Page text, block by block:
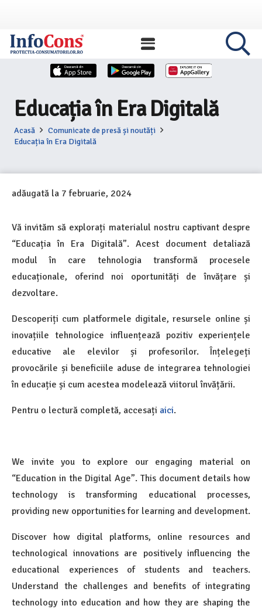
Educația în Era Digitală
Acasă
Comunicate de presă și noutăți
Educația în Era Digitală
adăugată la 7 februarie, 2024
Vă invităm să explorați materialul nostru captivant despre
“Educația în Era Digitală”. Acest document detaliază
modul în care tehnologia transformă procesele
educaționale, oferind noi oportunități de învățare și
dezvoltare.
Descoperiți cum platformele digitale, resursele online și
inovațiile tehnologice influențează pozitiv experiențele
educative ale elevilor și profesorilor. Înțelegeți
provocările și beneficiile aduse de integrarea tehnologiei
în educație și cum acestea modelează viitorul învățării.
Pentru o lectură completă, accesați aici.
We invite you to explore our engaging material on
“Education in the Digital Age”. This document details how
technology is transforming educational processes,
providing new opportunities for learning and development.
Discover how digital platforms, online resources and
technological innovations are positively influencing the
educational experiences of students and teachers.
Understand the challenges and benefits of integrating
technology into education and how they are shaping the